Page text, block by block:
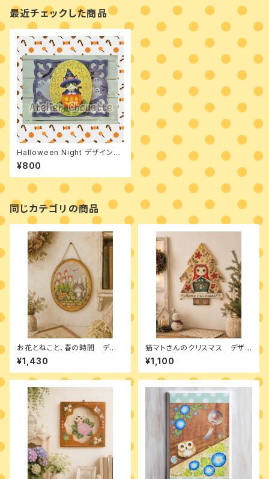
最近チェックした商品
Halloween Night デザインパ
ケット
¥800
同じカテゴリの商品
お花とねこと、春の時間 デザ
インパケット
¥1,430
猫マトさんのクリスマス デザイ
ンパケット
¥1,100